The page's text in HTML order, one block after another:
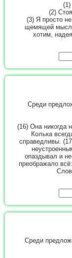
(2)
(3) Я просто
щемящей
хотим,
Среди
(16) Она никогда
Колька
справедливы.
опаздывал и
преображало
Среди